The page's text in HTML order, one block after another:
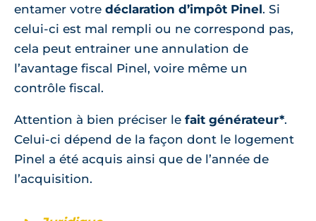
entamer votre déclaration d’impôt Pinel. Si
celui-ci est mal rempli ou ne correspond pas,
cela peut entrainer une annulation de
l’avantage fiscal Pinel, voire même un
contrôle fiscal.
Attention à bien préciser le fait générateur*.
Celui-ci dépend de la façon dont le logement
Pinel a été acquis ainsi que de l’année de
l’acquisition.